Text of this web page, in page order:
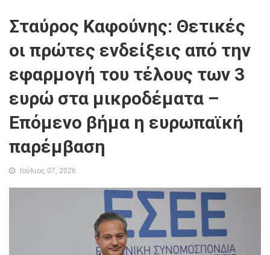
Σταύρος Καφούνης: Θετικές
οι πρώτες ενδείξεις από την
εφαρμογή του τέλους των 3
ευρώ στα μικροδέματα –
Επόμενο βήμα η ευρωπαϊκή
παρέμβαση
Ιούλιος 07, 2026